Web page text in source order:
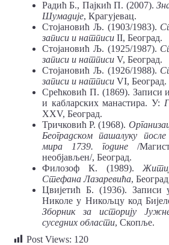
Радић Б., Пајкић П. (2007).
Шумадије, Крагујевац.
Стојановић Љ. (1903/1983).
записи и натписи II, Београд.
Стојановић Љ. (1925/1987).
записи и натписи V, Београд.
Стојановић Љ. (1926/1988).
записи и натписи VI, Београд.
Срећковић П. (1869). Записи
и кабларских манастира. У:
XXV, Београд.
Тричковић Р. (1968).
Београдском пашалуку после
мира 1739. године/
необјављен/, Београд.
Филозоф К. (1989).
Стефана Лазаревића,
Цвијетић Б. (1936). Записи
Николе у Никољцу код
Зборник за историју
суседних области, Скопље.
Post Views: 120